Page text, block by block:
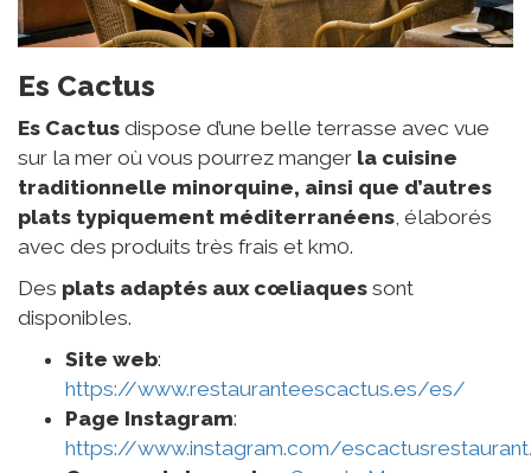
Es Cactus
Es Cactus dispose d’une belle terrasse avec vue
sur la mer où vous pourrez manger la cuisine
traditionnelle minorquine, ainsi que d’autres
plats typiquement méditerranéens, élaborés
avec des produits très frais et km0.
Des plats adaptés aux cœliaques sont
disponibles.
Site web:
https://www.restauranteescactus.es/es/
Page Instagram:
https://www.instagram.com/